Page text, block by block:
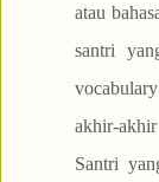
atau
santri
akhir-
Santri